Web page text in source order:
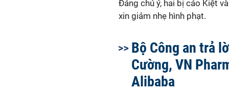
Đáng chú ý, hai bị cáo Kiệt
xin giảm nhẹ hình phạt.
Bộ Công an trả
Cường, VN
Alibaba